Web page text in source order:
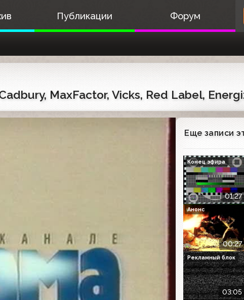
Публикации Форум
MaxFactor, Vicks, Red Label,
Еще записи
01:27
Конец эфира
00:27
Анонс
03:05
Рекламный блок